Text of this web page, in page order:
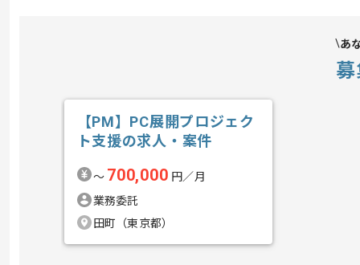
あ
【PM】PC展開プロジェク
ト支援の求人・案件
〜 700,000 円／月
業務委託
田町（東京都）